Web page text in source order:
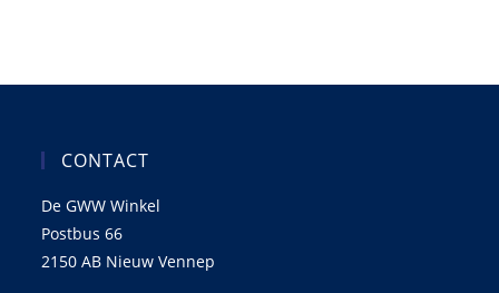
CONTACT
De GWW Winkel
Postbus 66
2150 AB Nieuw Vennep